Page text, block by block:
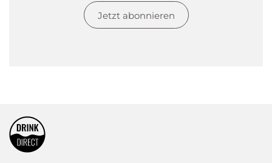
Jetzt abonnieren